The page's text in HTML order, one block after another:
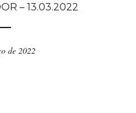
– 13.03.2022
de 2022